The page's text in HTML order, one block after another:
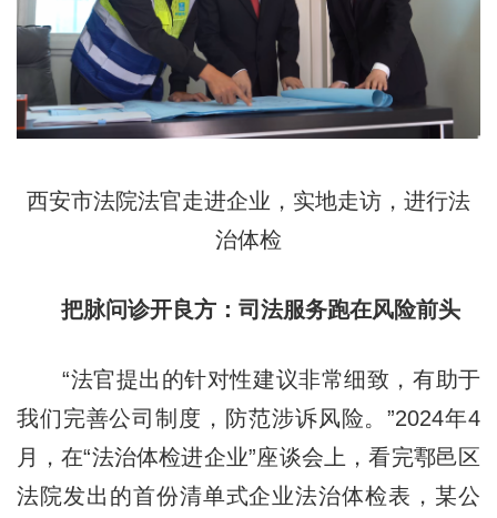
西安市法院法官走进企业，实地走访，进行法
治体检
把脉问诊开良方：司法服务跑在风险前头
“法官提出的针对性建议非常细致，有助于
我们完善公司制度，防范涉诉风险。”2024年4
月，在“法治体检进企业”座谈会上，看完鄠邑区
法院发出的首份清单式企业法治体检表，某公